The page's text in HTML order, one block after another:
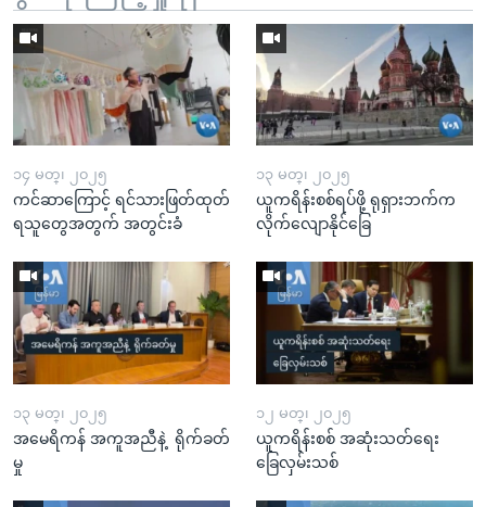
၁၄ မတ္၊ ၂၀၂၅
ကင်ဆာကြောင့် ရင်သားဖြတ်ထုတ်
ရသူတွေအတွက် အတွင်းခံ
၁၃ မတ္၊ ၂၀၂၅
ယူကရိန်းစစ်ရပ်ဖို့ ရုရှားဘက်က
လိုက်လျောနိုင်ခြေ
၁၃ မတ္၊ ၂၀၂၅
အမေရိကန် အကူအညီနဲ့ ရိုက်ခတ်
မှု
၁၂ မတ္၊ ၂၀၂၅
ယူကရိန်းစစ် အဆုံးသတ်ရေး
ခြေလှမ်းသစ်